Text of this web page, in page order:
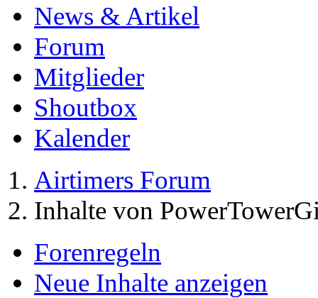
News & Artikel
Forum
Mitglieder
Shoutbox
Kalender
Airtimers Forum
Inhalte von
Forenregeln
Neue Inhalte anzeigen